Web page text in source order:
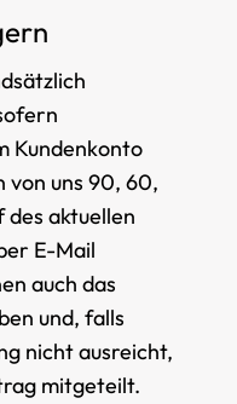
Kundenkonto
von uns 90, 60,
des aktuellen
E-Mail
auch das
und, falls
nicht ausreicht,
mitgeteilt.